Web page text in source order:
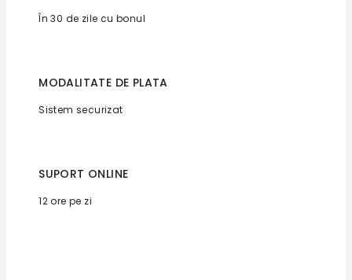
În 30 de zile cu bonul
MODALITATE DE PLATA
Sistem securizat
SUPORT ONLINE
12 ore pe zi